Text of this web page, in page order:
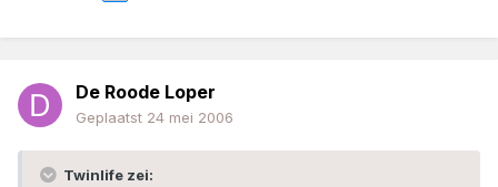
De Roode Loper
Geplaatst 24 mei 2006
Twinlife zei: